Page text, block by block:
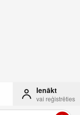
Ienākt
vai reģistrēties